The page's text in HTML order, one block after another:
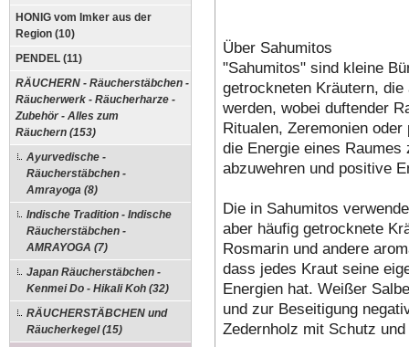
HONIG vom Imker aus der
Region (10)
PENDEL (11)
RÄUCHERN - Räucherstäbchen -
Räucherwerk - Räucherharze -
Zubehör - Alles zum
Räuchern (153)
Ayurvedische -
Räucherstäbchen -
Amrayoga (8)
Indische Tradition - Indische
Räucherstäbchen -
AMRAYOGA (7)
Japan Räucherstäbchen -
Kenmei Do - Hikali Koh (32)
RÄUCHERSTÄBCHEN und
Räucherkegel (15)
Über Sahumitos
"Sahumitos" sind kleine
getrockneten Kräutern,
werden, wobei duftender
Ritualen, Zeremonien
die Energie eines
abzuwehren und positive
Die in Sahumitos
aber häufig getrocknete
Rosmarin und andere
dass jedes Kraut seine
Energien hat. Weißer
und zur Beseitigung
Zedernholz mit Schutz